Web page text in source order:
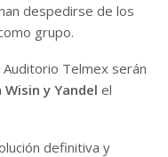
despedirse de los
grupo.
Telmex serán
Wisin y Yandel el
definitiva y